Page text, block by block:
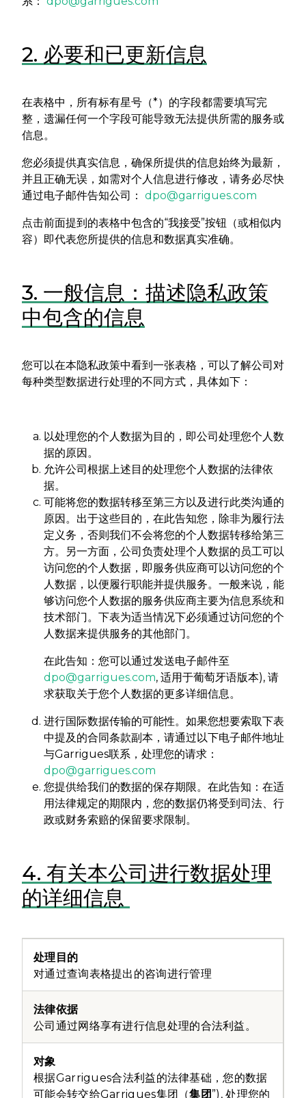
2. 必要和已更新信息
在表格中，所有标有星号（*）的字段都需要填写完
整，遗漏任何一个字段可能导致无法提供所需的服务或
信息。
您必须提供真实信息，确保所提供的信息始终为最新，
并且正确无误，如需对个人信息进行修改，请务必尽快
通过电子邮件告知公司： dpo@garrigues.com
点击前面提到的表格中包含的“我接受”按钮（或相似内
容）即代表您所提供的信息和数据真实准确。
3. 一般信息：描述隐私政策
中包含的信息
您可以在本隐私政策中看到一张表格，可以了解公司对
每种类型数据进行处理的不同方式，具体如下：
以处理您的个人数据为目的，即公司处理您个人数
据的原因。
允许公司根据上述目的处理您个人数据的法律依
据。
可能将您的数据转移至第三方以及进行此类沟通的
原因。出于这些目的，在此告知您，除非为履行法
定义务，否则我们不会将您的个人数据转移给第三
方。另一方面，公司负责处理个人数据的员工可以
访问您的个人数据，即服务供应商可以访问您的个
人数据，以便履行职能并提供服务。一般来说，能
够访问您个人数据的服务供应商主要为信息系统和
技术部门。下表为适当情况下必须通过访问您的个
人数据来提供服务的其他部门。
在此告知：您可以通过发送电子邮件至
dpo@garrigues.com, 适用于葡萄牙语版本), 请
求获取关于您个人数据的更多详细信息。
进行国际数据传输的可能性。如果您想要索取下表
中提及的合同条款副本，请通过以下电子邮件地址
与Garrigues联系，处理您的请求：
dpo@garrigues.com
您提供给我们的数据的保存期限。在此告知：在适
用法律规定的期限内，您的数据仍将受到司法、行
政或财务索赔的保留要求限制。
4. 有关本公司进行数据处理
的详细信息
对通过查询表格提出的咨询进行管理
公司通过网络享有进行信息处理的合法利益。
根据Garrigues合法利益的法律基础，您的数据
可能会转交给Garrigues集团（集团 ”), 处理您的